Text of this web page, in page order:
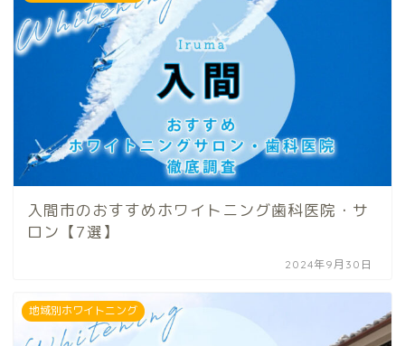
入間市のおすすめホワイトニング歯科医院・サ
ロン【7選】
2024年9月30日
地域別ホワイトニング